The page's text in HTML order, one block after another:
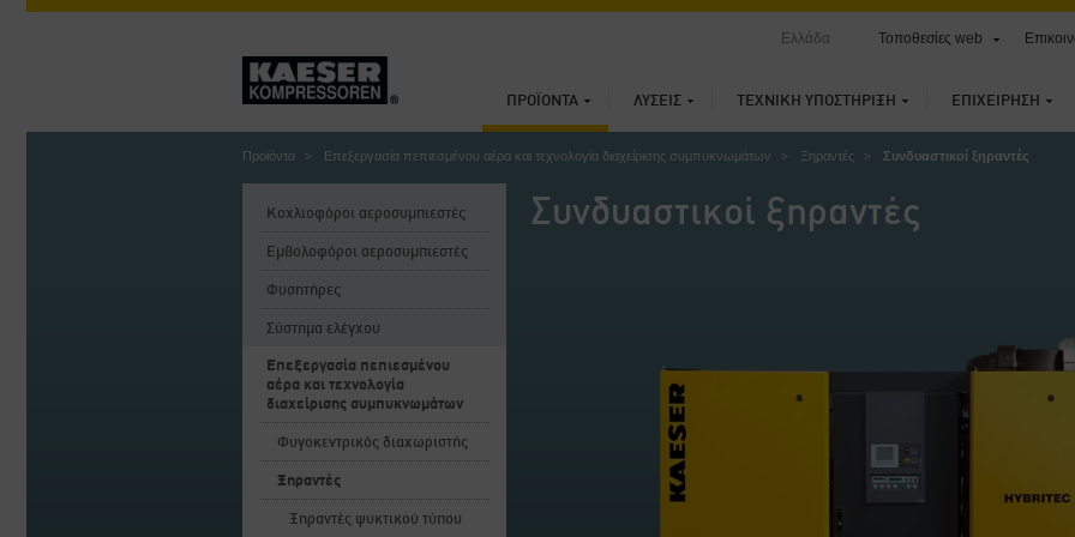
ΠΡΟΪΌΝΤΑ ΛΎΣΕΙΣ ΤΕΧΝΙΚΉ ΥΠΟΣΤΉΡΙΞΗ ΕΠΙΧΕΊΡΗΣΗ
Ελλάδα Τοποθεσίες web
Προϊόντα Επεξεργασία πεπιεσμένου αέρα και τεχνολογία διαχείρισης συμπυκνωμάτων Ξηραντές Συνδυαστικοί ξηραντές
Συνδυαστικοί ξηραντές
Κοχλιοφόροι αεροσυμπιεστές
Εμβολοφόροι αεροσυμπιεστές
Φυσητήρες
Σύστημα ελέγχου
Επεξεργασία πεπιεσμένου
αέρα και τεχνολογία
διαχείρισης συμπυκνωμάτων
Φυγοκεντρικός διαχωριστής
Ξηραντές
Ξηραντές ψυκτικού τύπου